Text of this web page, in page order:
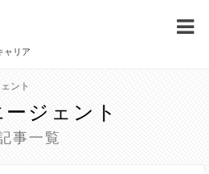
ャリア
ント
ジェント
事一覧